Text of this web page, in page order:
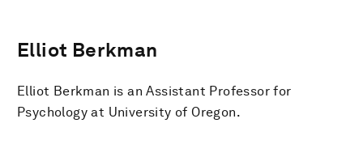
Elliot Berkman
Elliot Berkman is an Assistant Professor for
Psychology at University of Oregon.